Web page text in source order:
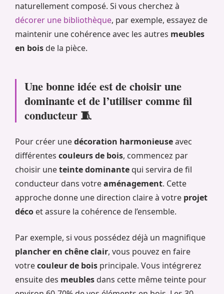
naturellement composé. Si vous cherchez à
décorer une bibliothèque, par exemple, essayez de
maintenir une cohérence avec les autres meubles
en bois de la pièce.
Une bonne idée est de choisir une
dominante et de l’utiliser comme fil
conducteur 🧵
Pour créer unedécoration harmonieuseavec
différentes couleurs de bois, commencez par
choisir uneteinte dominante qui servira de fil
conducteur dans votreaménagement. Cette
approche donne une direction claire à votre projet
déco et assure la cohérence de l’ensemble.
Par exemple, si vous possédez déjà un magnifique
plancher en chêne clair, vous pouvez en faire
votrecouleur de bois principale. Vous intégrerez
ensuite des meubles dans cette même teinte pour